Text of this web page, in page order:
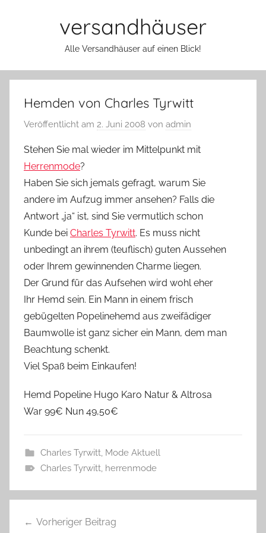
versandhäuser
Alle Versandhäuser auf einen Blick!
Hemden von Charles Tyrwitt
Veröffentlicht am 2. Juni 2008 von admin
Stehen Sie mal wieder im Mittelpunkt mit
Herrenmode?
Haben Sie sich jemals gefragt, warum Sie
andere im Aufzug immer ansehen? Falls die
Antwort „ja“ ist, sind Sie vermutlich schon
Kunde bei Charles Tyrwitt. Es muss nicht
unbedingt an ihrem (teuflisch) guten Aussehen
oder Ihrem gewinnenden Charme liegen.
Der Grund für das Aufsehen wird wohl eher
Ihr Hemd sein. Ein Mann in einem frisch
gebügelten Popelinehemd aus zweifädiger
Baumwolle ist ganz sicher ein Mann, dem man
Beachtung schenkt.
Viel Spaß beim Einkaufen!
Hemd Popeline Hugo Karo Natur & Altrosa
War 99€ Nun 49,50€
Charles Tyrwitt, Mode Aktuell
Charles Tyrwitt, herrenmode
Vorheriger Beitrag